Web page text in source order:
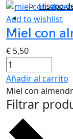
Hisopo
Miel e
Extras
Add to wishlist
Miel con
€ 5,50
Añadir al carrito
Miel con
Filtrar